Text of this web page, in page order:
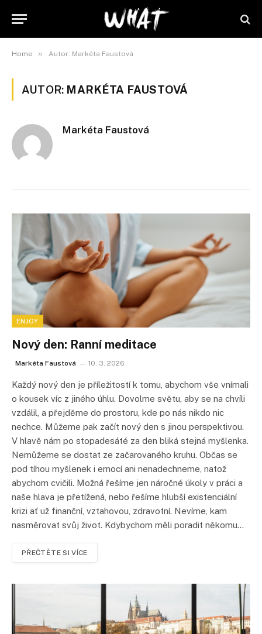
Home » Autor: Markéta Faustová
AUTOR: MARKÉTA FAUSTOVÁ
Markéta Faustová
ENJOY
Nový den: Ranní meditace
Markéta Faustová 10. 3. 2026
Každý nový den je příležitostí k tomu, abychom vše vnímali
o kousek víc z jiného úhlu. Dovolme světu, aby se na chvíli
vzdálil, a přejděme do prostoru, kde po nás nikdo nic
nechce. Můžeme pak začít nový den s jinou perspektivou.
V hlavě nám po stopadesáté za den bliká stejná myšlenka.
Nemůžeme se dostat ze začarovaného kruhu. Občas se
pod tíhou myšlenek i emocí ani nenadechneme, natož
abychom cvičili. Možná řešíme jen náročné úkoly v práci a
naše hlava je přetížená, nebo řešíme hlubší existenciální
krizi ať už finanční, vztahovou, zdravotní. Nevíme, kam
nasměrovat svůj život. Kdybychom měli poradit někomu…
PŘEČTĚTE SI VÍCE